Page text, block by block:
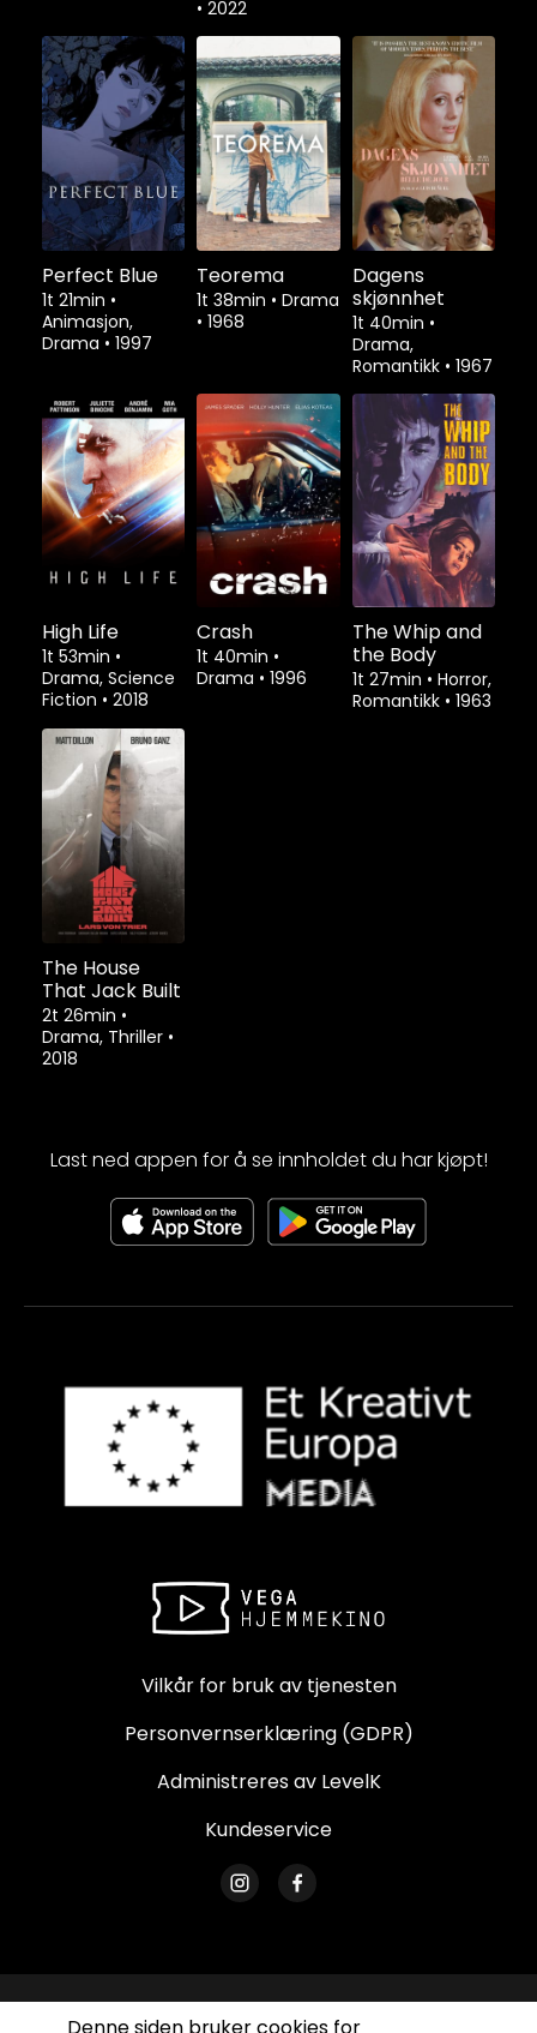
• 2022
Perfect Blue
1t 21min •
Animasjon,
Drama • 1997
Teorema
1t 38min • Drama
• 1968
Dagens
skjønnhet
1t 40min •
Drama,
Romantikk • 1967
High Life
1t 53min •
Drama, Science
Fiction • 2018
Crash
1t 40min •
Drama • 1996
The Whip and
the Body
1t 27min • Horror,
Romantikk • 1963
The House
That Jack Built
2t 26min •
Drama, Thriller •
2018
Last ned appen for å se innholdet du har kjøpt!
Vilkår for bruk av tjenesten
Personvernserklæring (GDPR)
Administreres av LevelK
Kundeservice